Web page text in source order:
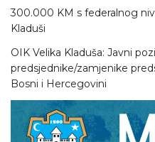
300.000 KM s federalnog
Kladuši
OIK Velika Kladuša: Javni
predsjednike/zamjenike
Bosni i Hercegovini